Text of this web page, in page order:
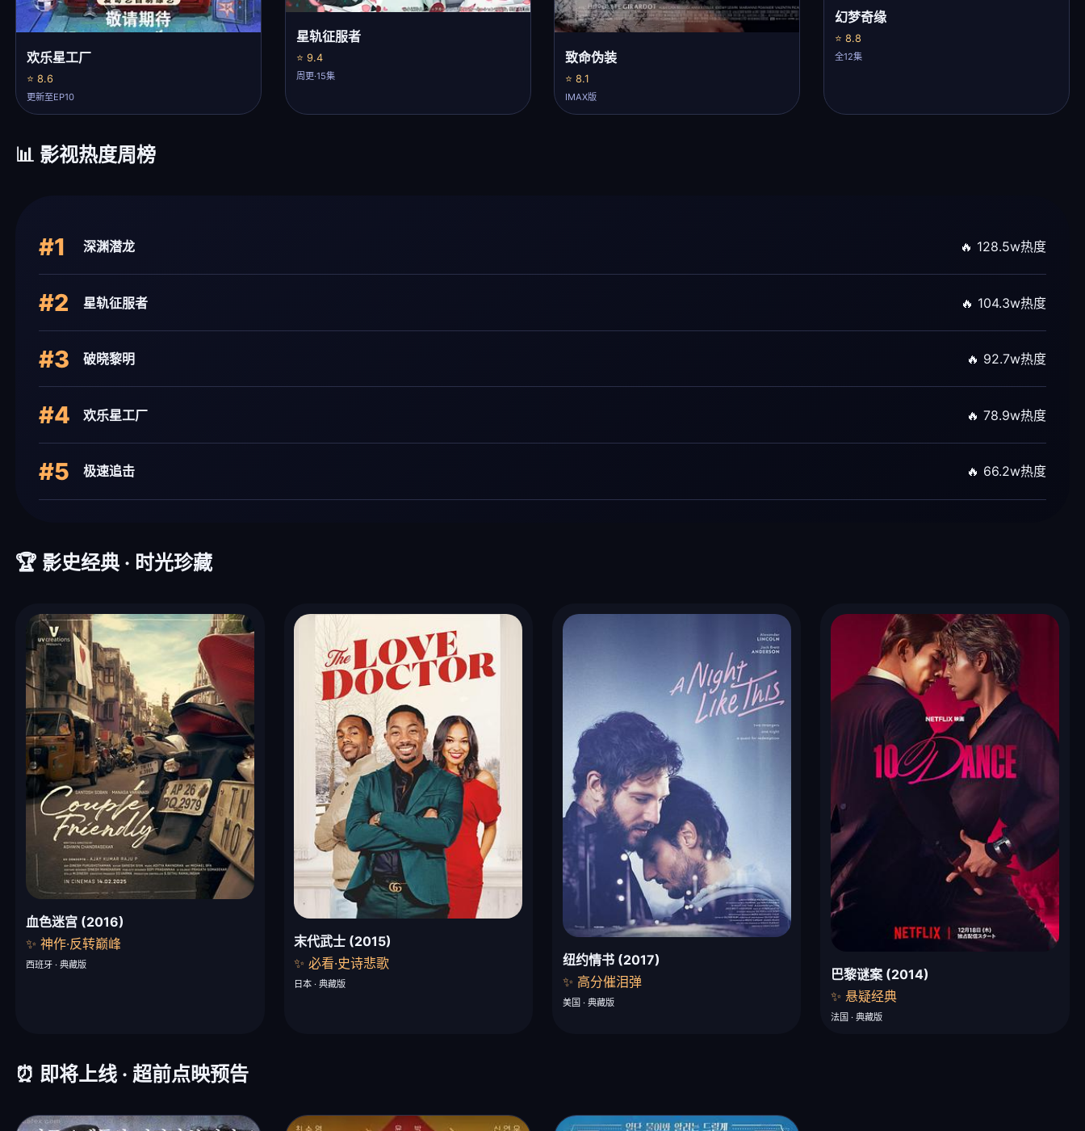
欢乐星工厂
⭐ 8.6
更新至EP10
星轨征服者
⭐ 9.4
周更·15集
致命伪装
⭐ 8.1
IMAX版
幻梦奇缘
⭐ 8.8
全12集
📊 影视热度周榜
#1 深渊潜龙 🔥 128.5w热度
#2 星轨征服者 🔥 104.3w热度
#3 破晓黎明 🔥 92.7w热度
#4 欢乐星工厂 🔥 78.9w热度
#5 极速追击 🔥 66.2w热度
🏆 影史经典 · 时光珍藏
血色迷宫 (2016)
✨ 神作·反转巅峰
西班牙 · 典藏版
末代武士 (2015)
✨ 必看·史诗悲歌
日本 · 典藏版
纽约情书 (2017)
✨ 高分催泪弹
美国 · 典藏版
巴黎谜案 (2014)
✨ 悬疑经典
法国 · 典藏版
⏰ 即将上线 · 超前点映预告